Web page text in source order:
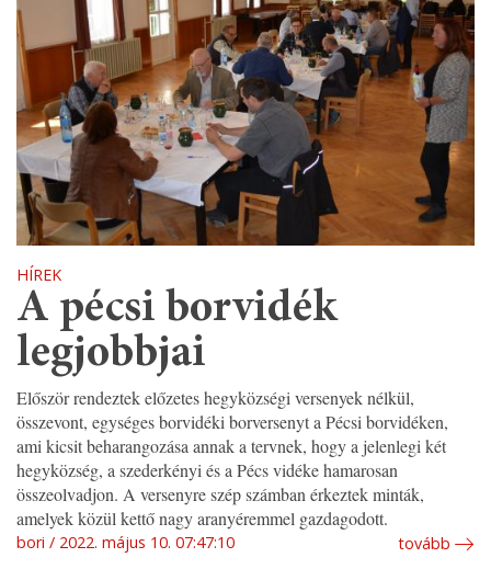
HÍREK
A pécsi borvidék
legjobbjai
Először rendeztek előzetes hegyközségi versenyek nélkül,
összevont, egységes borvidéki borversenyt a Pécsi borvidéken,
ami kicsit beharangozása annak a tervnek, hogy a jelenlegi két
hegyközség, a szederkényi és a Pécs vidéke hamarosan
összeolvadjon. A versenyre szép számban érkeztek minták,
amelyek közül kettő nagy aranyéremmel gazdagodott.
bori 2022. május 10. 07:47:10 tovább